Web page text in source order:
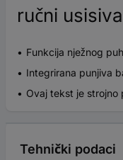
ručni
Funkcija nježnog
Integrirana punjiva
Ovaj tekst je strojno
Tehnički podaci